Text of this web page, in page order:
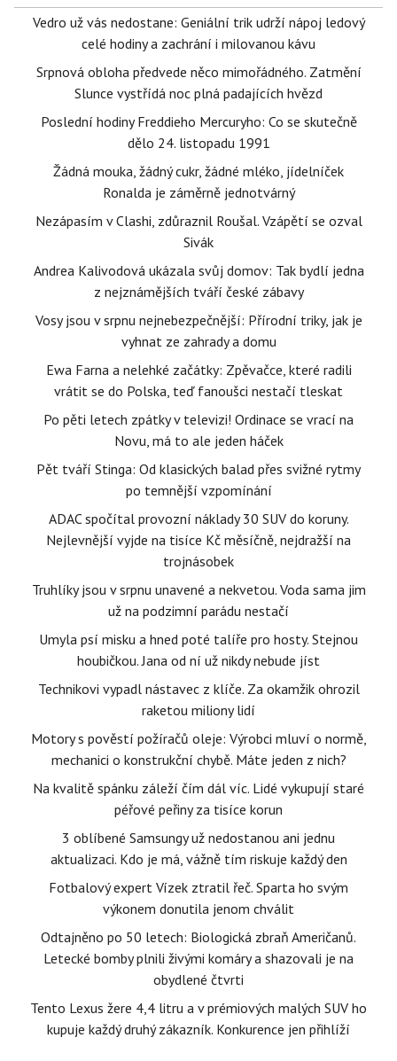
Vedro už vás nedostane: Geniální trik udrží nápoj ledový
celé hodiny a zachrání i milovanou kávu
Srpnová obloha předvede něco mimořádného. Zatmění
Slunce vystřídá noc plná padajících hvězd
Poslední hodiny Freddieho Mercuryho: Co se skutečně
dělo 24. listopadu 1991
Žádná mouka, žádný cukr, žádné mléko, jídelníček
Ronalda je záměrně jednotvárný
Nezápasím v Clashi, zdůraznil Roušal. Vzápětí se ozval
Sivák
Andrea Kalivodová ukázala svůj domov: Tak bydlí jedna
z nejznámějších tváří české zábavy
Vosy jsou v srpnu nejnebezpečnější: Přírodní triky, jak je
vyhnat ze zahrady a domu
Ewa Farna a nelehké začátky: Zpěvačce, které radili
vrátit se do Polska, teď fanoušci nestačí tleskat
Po pěti letech zpátky v televizi! Ordinace se vrací na
Novu, má to ale jeden háček
Pět tváří Stinga: Od klasických balad přes svižné rytmy
po temnější vzpomínání
ADAC spočítal provozní náklady 30 SUV do koruny.
Nejlevnější vyjde na tisíce Kč měsíčně, nejdražší na
trojnásobek
Truhlíky jsou v srpnu unavené a nekvetou. Voda sama jim
už na podzimní parádu nestačí
Umyla psí misku a hned poté talíře pro hosty. Stejnou
houbičkou. Jana od ní už nikdy nebude jíst
Technikovi vypadl nástavec z klíče. Za okamžik ohrozil
raketou miliony lidí
Motory s pověstí požíračů oleje: Výrobci mluví o normě,
mechanici o konstrukční chybě. Máte jeden z nich?
Na kvalitě spánku záleží čím dál víc. Lidé vykupují staré
péřové peřiny za tisíce korun
3 oblíbené Samsungy už nedostanou ani jednu
aktualizaci. Kdo je má, vážně tím riskuje každý den
Fotbalový expert Vízek ztratil řeč. Sparta ho svým
výkonem donutila jenom chválit
Odtajněno po 50 letech: Biologická zbraň Američanů.
Letecké bomby plnili živými komáry a shazovali je na
obydlené čtvrti
Tento Lexus žere 4,4 litru a v prémiových malých SUV ho
kupuje každý druhý zákazník. Konkurence jen přihlíží